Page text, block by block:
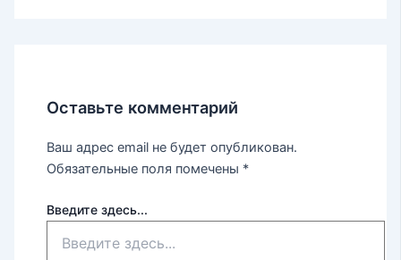
Оставьте комментарий
Ваш адрес email не будет опубликован.
Обязательные поля помечены *
Введите здесь...